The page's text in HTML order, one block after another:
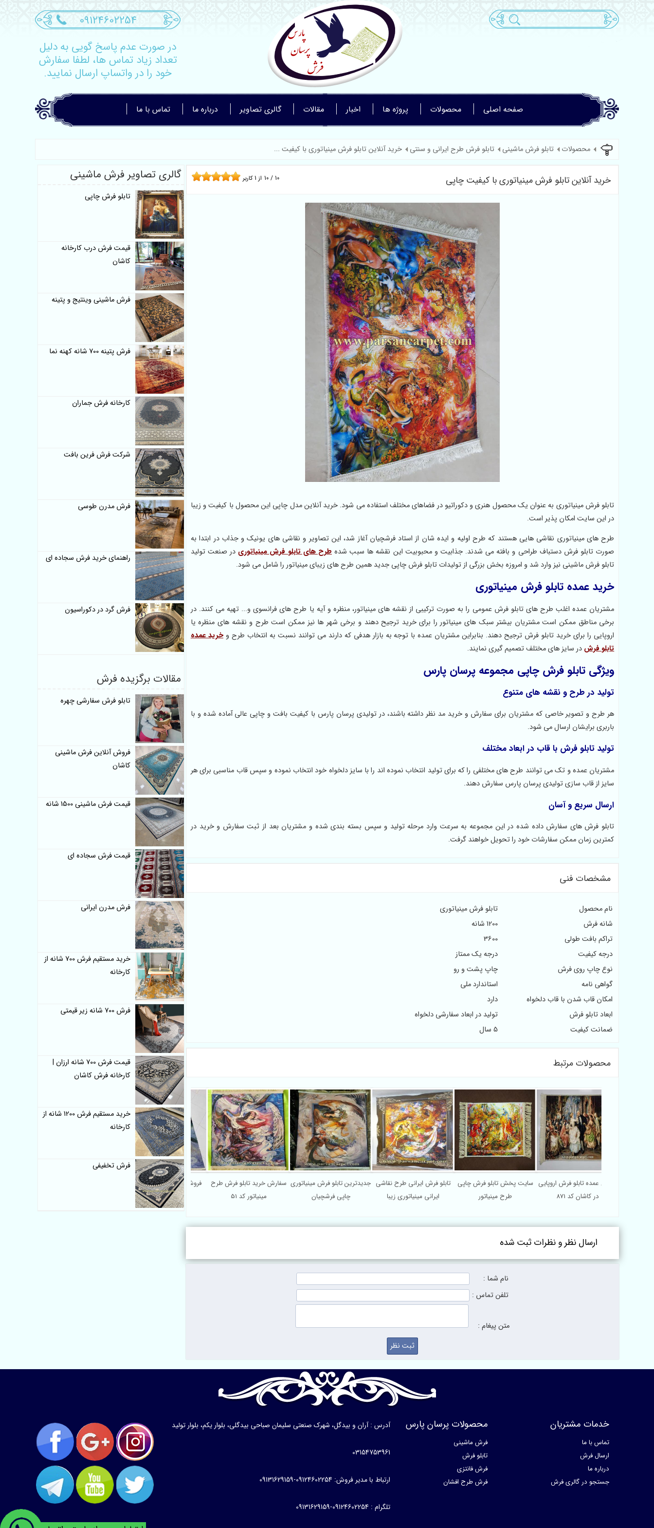
09124602254
در صورت عدم پاسخ گویی به دلیل
تعداد زیاد تماس ها، لطفا سفارش
خود را در واتساپ ارسال نمایید.
صفحه اصلی محصولات پروژه ها اخبار مقالات گالری تصاویر درباره ما تماس با ما
محصولات تابلو فرش ماشینی تابلو فرش طرح ایرانی و سنتی خرید آنلاین تابلو فرش مینیاتوری با کیفیت ...
خرید آنلاین تابلو فرش مینیاتوری با کیفیت چاپی 10 / 10 از 1کاربر
تابلو فرش مینیاتوری به عنوان یک محصول هنری و دکوراتیو در فضاهای مختلف استفاده می شود. خرید آنلاین مدل چاپی این محصول با کیفیت و زیبا
در این سایت امکان پذیر است.
طرح های مینیاتوری نقاشی هایی هستند که طرح اولیه و ایده شان از استاد فرشچیان آغاز شد، این تصاویر و نقاشی های یونیک و جذاب در ابتدا به
صورت تابلو فرش دستباف طراحی و بافته می شدند. جذابیت و محبوبیت این نقشه ها سبب شدهطرح های تابلو فرش مینیاتوری در صنعت تولید
تابلو فرش ماشینی نیز وارد شد و امروزه بخش بزرگی از تولیدات تابلو فرش چاپی جدید همین طرح های زیبای مینیاتور را شامل می شود.
خرید عمده تابلو فرش مینیاتوری
مشتریان عمده اغلب طرح های تابلو فرش عمومی را به صورت ترکیبی از نقشه های مینیاتور، منظره و آیه یا طرح های فرانسوی و... تهیه می کنند. در
برخی مناطق ممکن است مشتریان بیشتر سبک های مینیاتور را برای خرید ترجیح دهند و برخی شهر ها نیز ممکن است طرح و نقشه های منظره یا
اروپایی را برای خرید تابلو فرش ترجیح دهند. بنابراین مشتریان عمده با توجه به بازار هدفی که دارند می توانند نسبت به انتخاب طرح وخرید عمده
تابلو فرش در سایز های مختلف تصمیم گیری نمایند.
ویژگی تابلو فرش چاپی مجموعه پرسان پارس
تولید در طرح و نقشه های متنوع
هر طرح و تصویر خاصی که مشتریان برای سفارش و خرید مد نظر داشته باشند، در تولیدی پرسان پارس با کیفیت بافت و چاپی عالی آماده شده و با
باربری برایشان ارسال می شود.
تولید تابلو فرش با قاب در ابعاد مختلف
مشتریان عمده و تک می توانند طرح های مختلفی را که برای تولید انتخاب نموده اند را با سایز دلخواه خود انتخاب نموده و سپس قاب مناسبی برای هر
سایز از قاب سازی تولیدی پرسان پارس سفارش دهند.
ارسال سریع و آسان
تابلو فرش های سفارش داده شده در این مجموعه به سرعت وارد مرحله تولید و سپس بسته بندی شده و مشتریان بعد از ثبت سفارش و خرید در
کمترین زمان ممکن سفارشات خود را تحویل خواهند گرفت.
مشخصات فنی
نام محصول
تابلو فرش مینیاتوری
شانه فرش
1200 شانه
تراکم بافت طولی
3600
درجه کیفیت
درجه یک ممتاز
نوع چاپ روی فرش
چاپ پشت و رو
گواهی نامه
استاندارد ملی
امکان قاب شدن با قاب دلخواه
دارد
ابعاد تابلو فرش
تولید در ابعاد سفارشی دلخواه
ضمانت کیفیت
5 سال
محصولات مرتبط
فروش فرش 1200 شانه طرح
مینیاتور
سفارش خرید تابلو فرش طرح
مینیاتور کد 51
جدیدترین تابلو فرش مینیاتوری
چاپی فرشچیان
تابلو فرش ایرانی طرح نقاشی
ایرانی مینیاتوری زیبا
سایت پخش تابلو فرش چاپی
طرح مینیاتور
فروش عمده تابلو فرش اروپایی
در کاشان کد 871
ارسال نظر و نظرات ثبت شده
نام شما :
تلفن تماس :
متن پیغام :
گالری تصاویر فرش ماشینی
تابلو فرش چاپی
قیمت فرش درب کارخانه
کاشان
فرش ماشینی وینتیج و پتینه
فرش پتینه 700 شانه کهنه نما
کارخانه فرش جماران
شرکت فرش فرین بافت
فرش مدرن طوسی
راهنمای خرید فرش سجاده ای
فرش گرد در دکوراسیون
مقالات برگزیده فرش
تابلو فرش سفارشی چهره
فروش آنلاین فرش ماشینی
کاشان
قیمت فرش ماشینی 1500 شانه
قیمت فرش سجاده ای
فرش مدرن ایرانی
خرید مستقیم فرش 700 شانه از
کارخانه
فرش 700 شانه زیر قیمتی
قیمت فرش 700 شانه ارزان |
کارخانه فرش کاشان
خرید مستقیم فرش 1200 شانه از
کارخانه
فرش تخفیفی
خدمات مشتریان
تماس با ما
ارسال فرش
درباره ما
جستجو در گالری فرش
محصولات پرسان پارس
فرش ماشینی
تابلو فرش
فرش فانتزی
فرش طرح افشان
آدرس : آران و بیدگل، شهرک صنعتی سلیمان صباحی بیدگلی، بلوار یکم، بلوار تولید
03154753961
ارتباط با مدیر فروش: 09124602254-09131629159
تلگرام : 09124602254-09131629159